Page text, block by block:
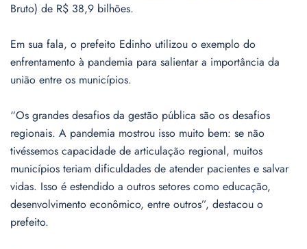
Bruto) de R$ 38,9 bilhões.
Em sua fala, o prefeito Edinho utilizou o exemplo do
enfrentamento à pandemia para salientar a importância da
união entre os municípios.
“Os grandes desafios da gestão pública são os desafios
regionais. A pandemia mostrou isso muito bem: se não
tivéssemos capacidade de articulação regional, muitos
municípios teriam dificuldades de atender pacientes e salvar
vidas. Isso é estendido a outros setores como educação,
desenvolvimento econômico, entre outros”, destacou o
prefeito.